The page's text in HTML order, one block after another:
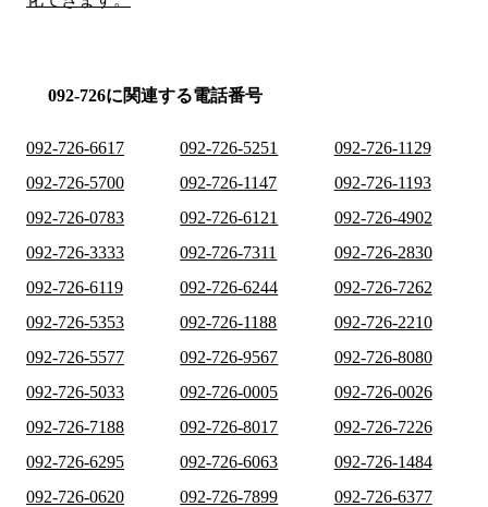
092-726に関連する電話番号
092-726-6617 092-726-5251
092-726-1129
092-726-5700
092-726-1147
092-726-1193
092-726-0783
092-726-6121
092-726-4902
092-726-3333
092-726-7311
092-726-2830
092-726-6119
092-726-6244
092-726-7262
092-726-5353
092-726-1188
092-726-2210
092-726-5577
092-726-9567
092-726-8080
092-726-5033
092-726-0005
092-726-0026
092-726-7188
092-726-8017
092-726-7226
092-726-6295
092-726-6063
092-726-1484
092-726-0620
092-726-7899
092-726-6377